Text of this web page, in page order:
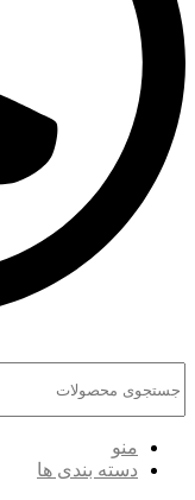
منو
دسته بندی ها